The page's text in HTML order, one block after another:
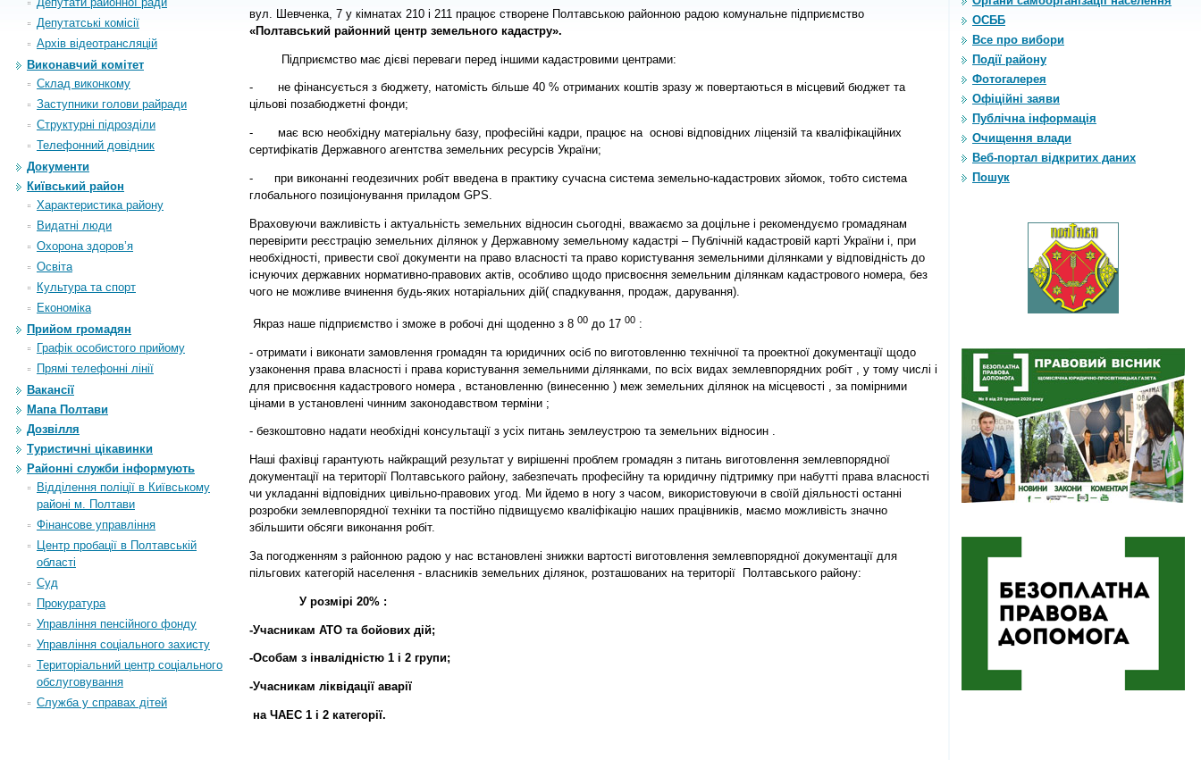
Депутатські комісії
Архiв вiдеотрансляцiй
Виконавчий комітет
Склад виконкому
Заступники голови райради
Структурні підрозділи
Телефонний довідник
Документи
Київський район
Характеристика району
Видатні люди
Охорона здоров’я
Освіта
Культура та спорт
Економіка
Прийом громадян
Графік особистого прийому
Прямі телефонні лінії
Вакансії
Мапа Полтави
Дозвілля
Туристичні цікавинки
Районні служби інформують
Відділення поліції в Київському
районі м. Полтави
Фінансове управління
Центр пробації в Полтавській
області
Суд
Прокуратура
Управління пенсійного фонду
Управління соціального захисту
Територіальний центр соціального
обслуговування
Служба у справах дітей
вул. Шевченка, 7 у кімнатах 210 і 211 працює створене Полтавською районною радою комунальне підприємство
«Полтавський районний центр земельного кадастру».
Підприємство має дієві переваги перед іншими кадастровими центрами:
- не фінансується з бюджету, натомість більше 40 % отриманих коштів зразу ж повертаються в місцевий бюджет та
цільові позабюджетні фонди;
- має всю необхідну матеріальну базу, професійні кадри, працює наоснові відповідних ліцензій та кваліфікаційних
сертифікатів Державного агентства земельних ресурсів України;
- при виконанні геодезичних робіт введена в практику сучасна система земельно-кадастрових зйомок, тобто система
глобального позиціонування приладом GPS.
Враховуючи важливість і актуальність земельних відносин сьогодні, вважаємо за доцільне і рекомендуємо громадянам
перевірити реєстрацію земельних ділянок у Державному земельному кадастрі – Публічній кадастровій карті України і, при
необхідності, привести свої документи на право власності та право користування земельними ділянками у відповідність до
існуючих державних нормативно-правових актів, особливо щодо присвоєння земельним ділянкам кадастрового номера, без
чого не можливе вчинення будь-яких нотаріальних дій( спадкування, продаж, дарування).
Якраз наше підприємство і зможе в робочі дні щоденно з 8 00 до 17 00 :
- отримати і виконати замовлення громадян та юридичних осіб по виготовленню технічної та проектної документації щодо
узаконення права власності і права користування земельними ділянками, по всіх видах землевпорядних робіт , у тому числі і
для присвоєння кадастрового номера , встановленню (винесенню ) меж земельних ділянок на місцевості , за помірними
цінами в установлені чинним законодавством терміни ;
- безкоштовно надати необхідні консультації з усіх питань землеустрою та земельних відносин .
Наші фахівці гарантують найкращий результат у вирішенні проблем громадян з питань виготовлення землевпорядної
документації на території Полтавського району, забезпечать професійну та юридичну підтримку при набутті права власності
чи укладанні відповідних цивільно-правових угод. Ми йдемо в ногу з часом, використовуючи в своїй діяльності останні
розробки землевпорядної техніки та постійно підвищуємо кваліфікацію наших працівників, маємо можливість значно
збільшити обсяги виконання робіт.
За погодженням з районною радою у нас встановлені знижки вартості виготовлення землевпорядної документації для
пільгових категорій населення - власників земельних ділянок, розташованих на території Полтавського району:
У розмірі 20% :
-Учасникам АТО та бойових дій;
-Особам з інвалідністю 1 і 2 групи;
-Учасникам ліквідації аварії
на ЧАЕС 1 і 2 категорії.
ОСББ
Все про вибори
Події району
Фотогалерея
Офіційні заяви
Публічна інформація
Очищення влади
Веб-портал відкритих даних
Пошук